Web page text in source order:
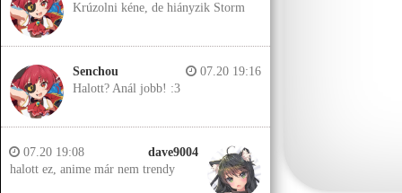
Krúzolni kéne, de hiányzik Storm
Senchou
07.20 19:16
Halott? Anál jobb! :3
dave9004
07.20 19:08
halott ez, anime már nem trendy